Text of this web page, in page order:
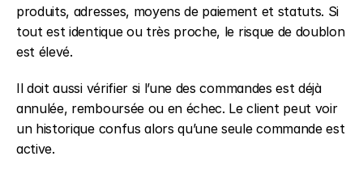
produits, adresses, moyens de paiement et statuts. Si
tout est identique ou très proche, le risque de doublon
est élevé.
Il doit aussi vérifier si l’une des commandes est déjà
annulée, remboursée ou en échec. Le client peut voir
un historique confus alors qu’une seule commande est
active.